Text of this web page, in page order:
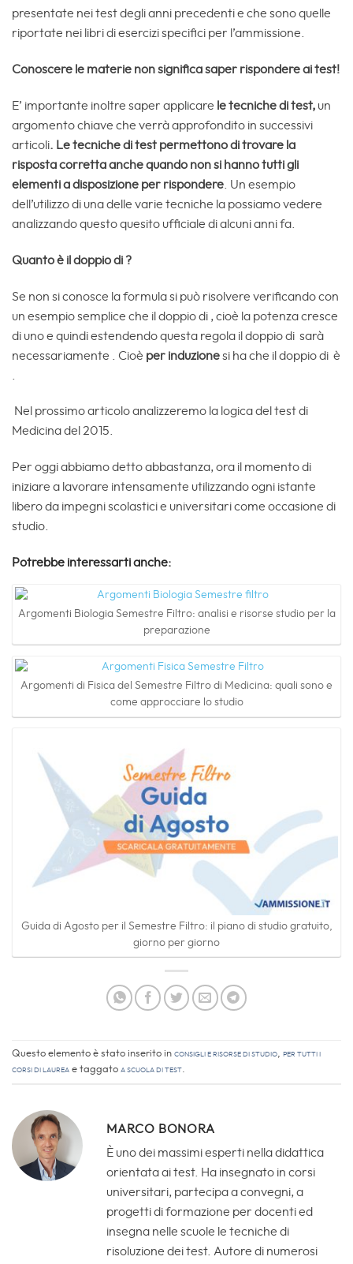
presentate nei test degli anni precedenti e che sono quelle
riportate nei libri di esercizi specifici per l’ammissione.
Conoscere le materie non significa saper rispondere ai test!
E’ importante inoltre saper applicare le tecniche di test, un
argomento chiave che verrà approfondito in successivi
articoli. Le tecniche di test permettono di trovare la
risposta corretta anche quando non si hanno tutti gli
elementi a disposizione per rispondere . Un esempio
dell’utilizzo di una delle varie tecniche la possiamo vedere
analizzando questo quesito ufficiale di alcuni anni fa.
Quanto è il doppio di ?
Se non si conosce la formula si può risolvere verificando con
un esempio semplice che il doppio di , cioè la potenza cresce
di uno e quindi estendendo questa regola il doppio di sarà
necessariamente . Cioè per induzionesi ha che il doppio di è
Nel prossimo articolo analizzeremo la logica del test di
Medicina del 2015.
Per oggi abbiamo detto abbastanza, ora il momento di
iniziare a lavorare intensamente utilizzando ogni istante
libero da impegni scolastici e universitari come occasione di
studio.
Potrebbe interessarti anche:
Argomenti Biologia Semestre Filtro: analisi e risorse studio per la
preparazione
Argomenti di Fisica del Semestre Filtro di Medicina: quali sono e
come approcciare lo studio
Guida di Agosto per il Semestre Filtro: il piano di studio gratuito,
giorno per giorno
Questo elemento è stato inserito in Consigli e Risorse di studio, Per tutti i
corsi di laurea e taggato A Scuola di Test.
MARCO BONORA
È uno dei massimi esperti nella didattica
orientata ai test. Ha insegnato in corsi
universitari, partecipa a convegni, a
progetti di formazione per docenti ed
insegna nelle scuole le tecniche di
risoluzione dei test. Autore di numerosi